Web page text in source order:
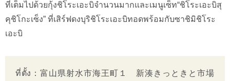
ที่เต็มไปด้วยกุ้งชิโระเอะบิจำนวนมากและเมนูเซ็ท“ชิโระเอะบิสุ
คุชิโกะเซ็ง” ที่เสิร์ฟดงบุริชิโระเอะบิทอดพร้อมกับซาชิมิชิโระ
เอะบิ
ที่ตั้ง：富山県射水市海王町１ 新湊きっときと市場